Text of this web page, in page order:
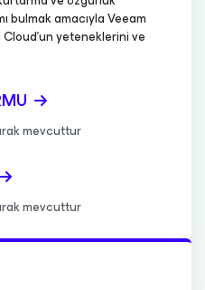
bulmak amacıyla Veeam
yeteneklerini ve
mevcuttur
mevcuttur